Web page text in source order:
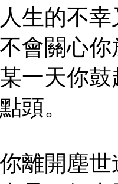
生的不
不會關心
一天你
頭。
離開塵